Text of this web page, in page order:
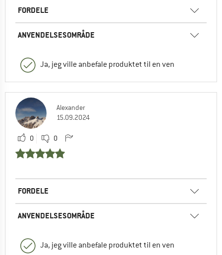
FORDELE
ANVENDELSESOMRÅDE
Ja, jeg ville anbefale produktet til en ven
Alexander
15.09.2024
0 0
FORDELE
ANVENDELSESOMRÅDE
Ja, jeg ville anbefale produktet til en ven